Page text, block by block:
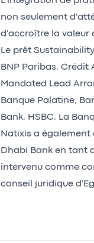
non seulement
d'accroître la valeur
Le prêt
BNP Paribas, Crédit
Mandated Lead
Banque Palatine,
Bank, HSBC, La
Natixis a également
Dhabi Bank en tant
intervenu comme
conseil juridique